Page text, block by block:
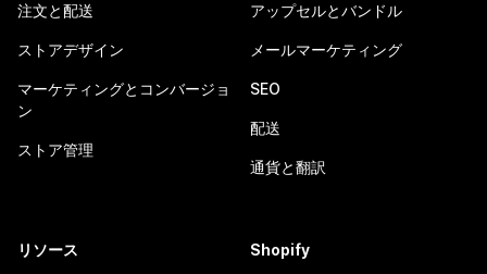
注文と配送
ストアデザイン
マーケティングとコンバージョ
ン
ストア管理
アップセルとバンドル
メールマーケティング
SEO
配送
通貨と翻訳
リソース Shopify